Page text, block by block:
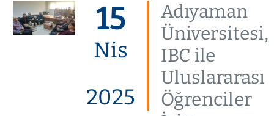
15
Nis
2025
Adıyaman
Üniversitesi,
IBC ile
Uluslararası
Öğrenciler